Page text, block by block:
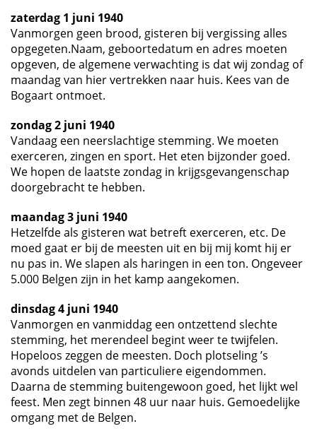
zaterdag 1 juni 1940
Vanmorgen geen brood, gisteren bij vergissing alles
opgegeten.Naam, geboortedatum en adres moeten
opgeven, de algemene verwachting is dat wij zondag of
maandag van hier vertrekken naar huis. Kees van de
Bogaart ontmoet.
zondag 2 juni 1940
Vandaag een neerslachtige stemming. We moeten
exerceren, zingen en sport. Het eten bijzonder goed.
We hopen de laatste zondag in krijgsgevangenschap
doorgebracht te hebben.
maandag 3 juni 1940
Hetzelfde als gisteren wat betreft exerceren, etc. De
moed gaat er bij de meesten uit en bij mij komt hij er
nu pas in. We slapen als haringen in een ton. Ongeveer
5.000 Belgen zijn in het kamp aangekomen.
dinsdag 4 juni 1940
Vanmorgen en vanmiddag een ontzettend slechte
stemming, het merendeel begint weer te twijfelen.
Hopeloos zeggen de meesten. Doch plotseling ’s
avonds uitdelen van particuliere eigendommen.
Daarna de stemming buitengewoon goed, het lijkt wel
feest. Men zegt binnen 48 uur naar huis. Gemoedelijke
omgang met de Belgen.